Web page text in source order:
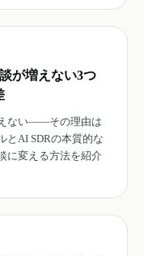
が増えない3つ
ない——その理由は
とAI SDRの本質的な
に変える方法を紹介